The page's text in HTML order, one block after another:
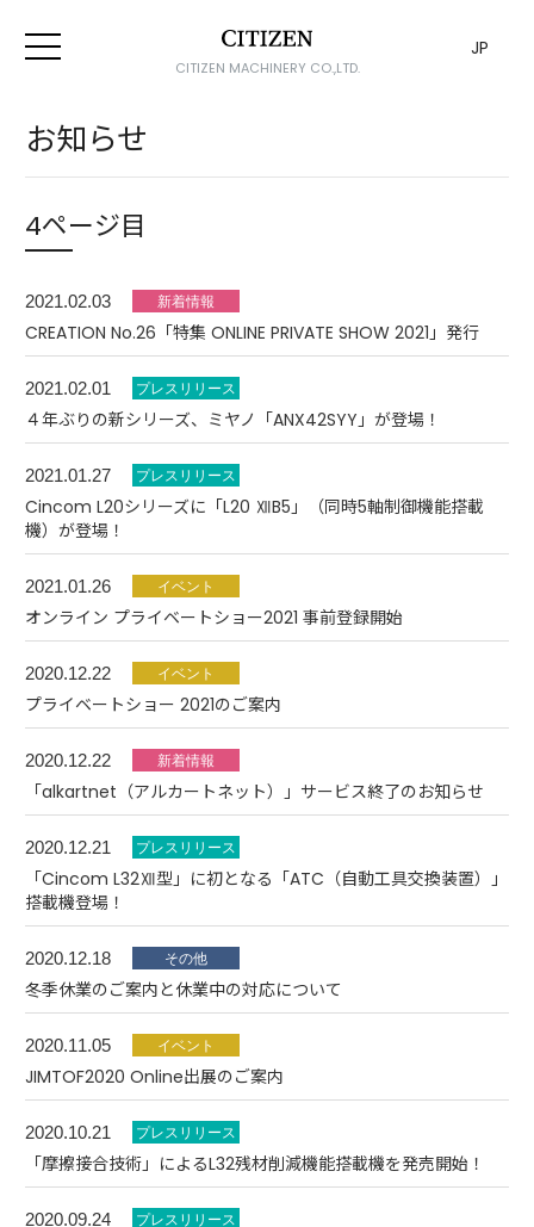
CITIZEN MACHINERY CO.,LTD.
JP
お知らせ
4ページ目
2021.02.03
CREATION No.26「特集 ONLINE PRIVATE SHOW 2021」発行
2021.02.01
４年ぶりの新シリーズ、ミヤノ「ANX42SYY」が登場！
2021.01.27
Cincom L20シリーズに「L20 ⅫB5」（同時5軸制御機能搭載
機）が登場！
2021.01.26
オンライン プライベートショー2021 事前登録開始
2020.12.22
プライベートショー 2021のご案内
2020.12.22
「alkartnet（アルカートネット）」サービス終了のお知らせ
2020.12.21
「Cincom L32Ⅻ型」に初となる「ATC（自動工具交換装置）」
搭載機登場！
2020.12.18
冬季休業のご案内と休業中の対応について
2020.11.05
JIMTOF2020 Online出展のご案内
2020.10.21
「摩擦接合技術」によるL32残材削減機能搭載機を発売開始！
2020.09.24